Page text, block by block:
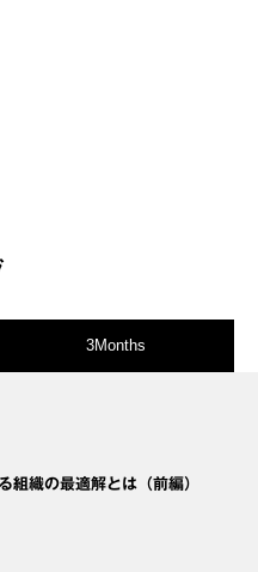
3Months
組織の最適解とは（前編）